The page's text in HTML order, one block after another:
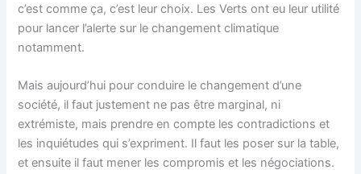
c’est comme ça, c’est leur choix. Les Verts ont eu leur utilité
pour lancer l’alerte sur le changement climatique
notamment.
Mais aujourd’hui pour conduire le changement d’une
société, il faut justement ne pas être marginal, ni
extrémiste, mais prendre en compte les contradictions et
les inquiétudes qui s’expriment. Il faut les poser sur la table,
et ensuite il faut mener les compromis et les négociations.